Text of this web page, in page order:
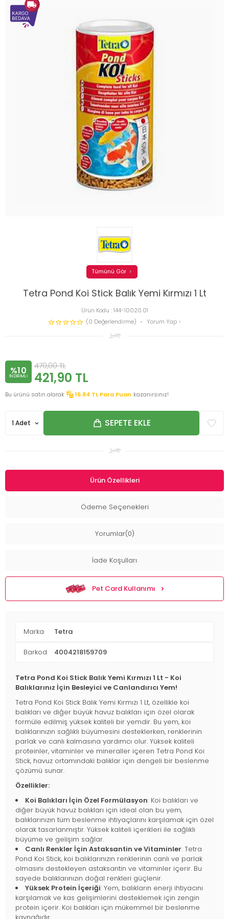
Tetra Pond Koi Stick Balık Yemi Kırmızı 1 Lt
Ürün Kodu :144-10020.01
(0 Değerlendirme)
Yorum Yap
Tümünü Gör
%10
INDIRIMLI
470,00TL
421,90 TL
Bu ürünü satın alarak 16.84 TL Para Puan kazanırsınız!
SEPETE EKLE
Ürün Özellikleri
Ödeme Seçenekleri
Yorumlar(0)
İade Koşulları
Pet Card Kullanımı
Marka Tetra
Barkod 4004218159709
Tetra Pond Koi Stick Balık Yemi Kırmızı 1 Lt - Koi
Balıklarınız İçin Besleyici ve Canlandırıcı Yem!
Tetra Pond Koi Stick Balık Yemi Kırmızı 1 Lt, özellikle koi
balıkları ve diğer büyük havuz balıkları için özel olarak
formüle edilmiş yüksek kaliteli bir yemdir. Bu yem, koi
balıklarınızın sağlıklı büyümesini desteklerken, renklerinin
parlak ve canlı kalmasına yardımcı olur. Yüksek kaliteli
proteinler, vitaminler ve mineraller içeren Tetra Pond Koi
Stick, havuz ortamındaki balıklar için dengeli bir beslenme
çözümü sunar.
Özellikler:
Koi Balıkları İçin Özel Formülasyon: Koi balıkları ve
diğer büyük havuz balıkları için ideal olan bu yem,
balıklarınızın tüm beslenme ihtiyaçlarını karşılamak için özel
olarak tasarlanmıştır. Yüksek kaliteli içerikleri ile sağlıklı
büyüme ve gelişim sağlar.
Canlı Renkler İçin Astaksantin ve Vitaminler: Tetra
Pond Koi Stick, koi balıklarınızın renklerinin canlı ve parlak
olmasını destekleyen astaksantin ve vitaminler içerir. Bu
sayede balıklarınızın doğal renkleri güçlenir.
Yüksek Protein İçeriği: Yem, balıkların enerji ihtiyacını
karşılamak ve kas gelişimlerini desteklemek için zengin
protein içerir. Koi balıkları için mükemmel bir beslenme